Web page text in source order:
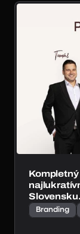
Slovensku.
Branding